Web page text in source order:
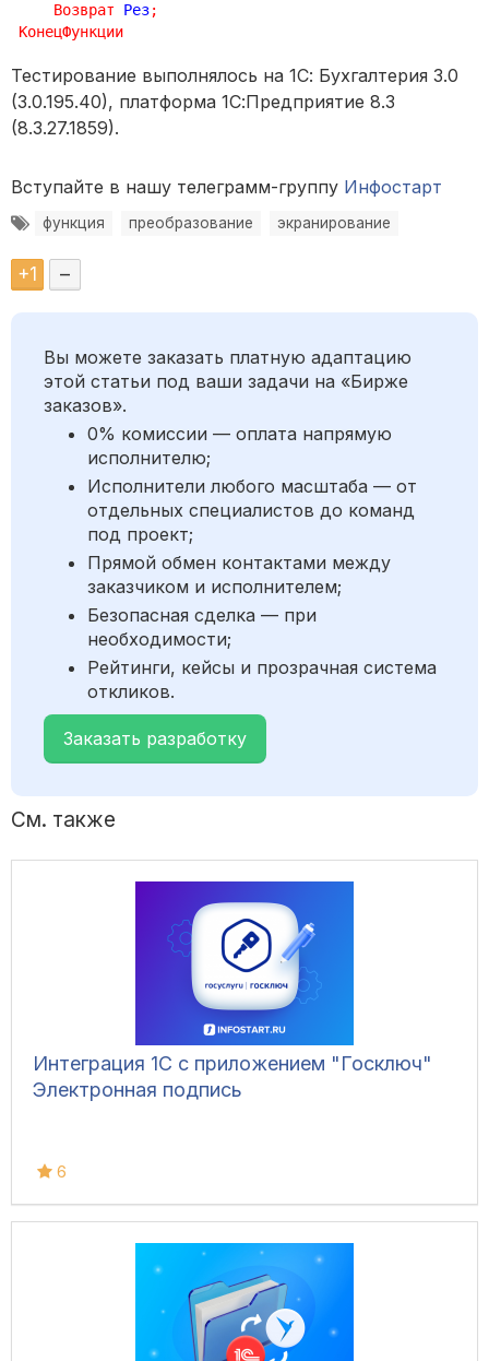
Возврат Рез;
КонецФункции
Тестирование выполнялось на 1С: Бухгалтерия 3.0
(3.0.195.40), платформа 1С:Предприятие 8.3
(8.3.27.1859).
Вступайте в нашу телеграмм-группу Инфостарт
функция преобразование экранирование
+1 –
Вы можете заказать платную адаптацию
этой статьи под ваши задачи на «Бирже
заказов».
0% комиссии — оплата напрямую
исполнителю;
Исполнители любого масштаба — от
отдельных специалистов до команд
под проект;
Прямой обмен контактами между
заказчиком и исполнителем;
Безопасная сделка — при
необходимости;
Рейтинги, кейсы и прозрачная система
откликов.
Заказать разработку
См. также
Интеграция 1С с приложением "Госключ"
Электронная подпись
6